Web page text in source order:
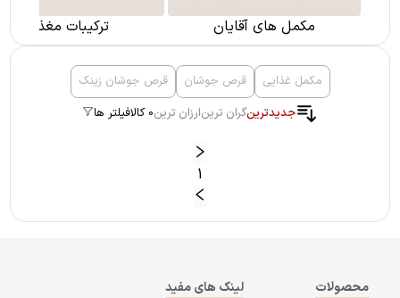
مکمل های آقایان ترکیبات مغذی
مکمل غذایی قرص جوشان
قرص جوشان زینک
جدیدترینگران ترینارزان ترین0 کالا فیلتر ها
1
محصولات لینک های مفید